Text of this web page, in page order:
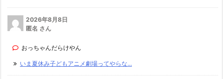
2026年8月8日
匿名 さん
おっちゃんだらけやん
いま夏休み子どもアニメ劇場ってやらな...